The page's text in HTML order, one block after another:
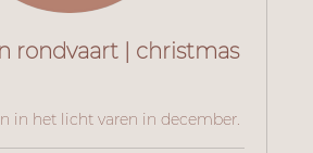
rondvaart | christmas
in het licht varen in december.